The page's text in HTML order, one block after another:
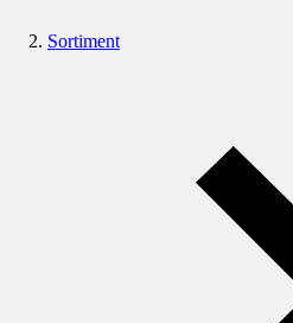
Sortiment